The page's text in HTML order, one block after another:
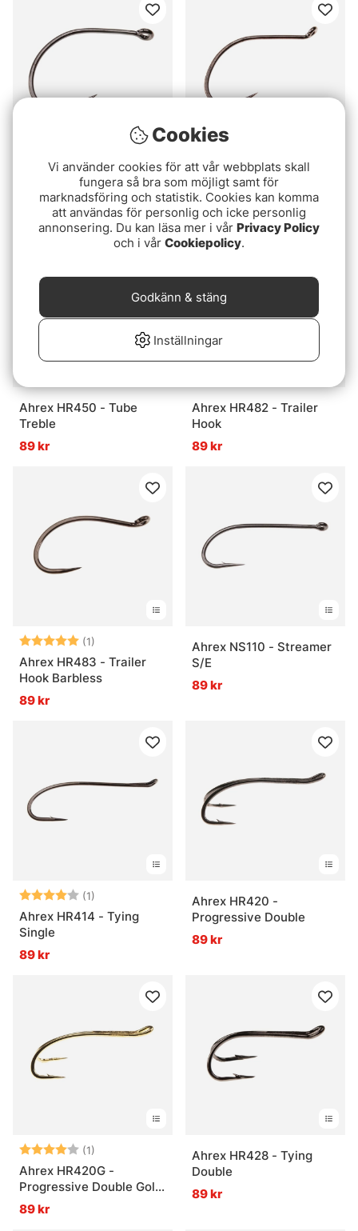
Ahrex NS172 - Curved
Gammarus
Ahrex NS182 - Trailer
Hook
89 kr
Ahrex HR450 - Tube
Treble
89 kr
Ahrex HR482 - Trailer
Hook
89 kr
Betyg: (1)
5.0 utav 5 stjärnor
Ahrex HR483 - Trailer
Hook Barbless
89 kr
Ahrex NS110 - Streamer
S/E
89 kr
Betyg: (1)
4.0 utav 5 stjärnor
Ahrex HR414 - Tying
Single
89 kr
Ahrex HR420 -
Progressive Double
89 kr
Betyg: (1)
4.0 utav 5 stjärnor
Ahrex HR420G -
Progressive Double Gold
Finish
89 kr
Ahrex HR428 - Tying
Double
89 kr
Cookies
Vi använder cookies för att vår webbplats skall
fungera så bra som möjligt samt för
marknadsföring och statistik. Cookies kan komma
att användas för personlig och icke personlig
annonsering. Du kan läsa mer i vår Privacy Policy
och i vår Cookiepolicy.
Inställningar
Godkänn & stäng